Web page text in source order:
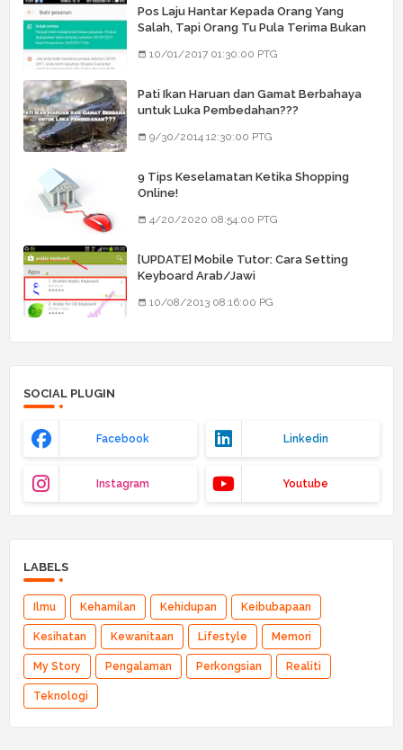
Pos Laju Hantar Kepada Orang Yang
Salah, Tapi Orang Tu Pula Terima Bukan
10/01/2017 01:30:00 PTG
Pati Ikan Haruan dan Gamat Berbahaya
untuk Luka Pembedahan???
9/30/2014 12:30:00 PTG
9 Tips Keselamatan Ketika Shopping
Online!
4/20/2020 08:54:00 PTG
[UPDATE] Mobile Tutor: Cara Setting
Keyboard Arab/Jawi
10/08/2013 08:16:00 PG
SOCIAL PLUGIN
Facebook Linkedin
Instagram Youtube
LABELS
Ilmu Kehamilan Kehidupan Keibubapaan
Kesihatan Kewanitaan Lifestyle Memori
My Story Pengalaman Perkongsian Realiti
Teknologi